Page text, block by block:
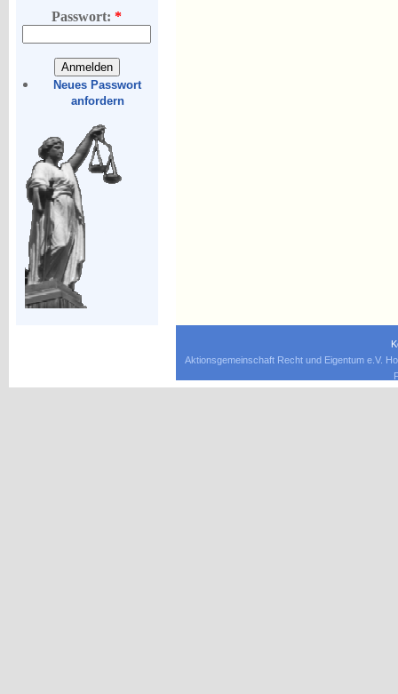
Passwort:*
Neues Passwort
anfordern
Aktionsgemeinschaft Recht und Eigentum e.V.